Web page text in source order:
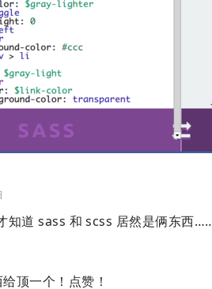
道 sass 和 scss 居然是俩东西
顶一个！点赞！